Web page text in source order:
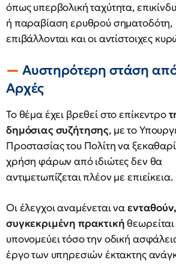
όπως υπερβολική ταχύτητα,
ή παραβίαση ερυθρού σηματοδότη,
επιβάλλονται και οι αντίστοιχες
Αυστηρότερη στάση από
Αρχές
Το θέμα έχει βρεθεί στο επίκεντρο
δημόσιας συζήτησης, με το
Προστασίας του Πολίτη να
χρήση φάρων από ιδιώτες δεν θα
αντιμετωπίζεται πλέον με επιείκεια.
Οι έλεγχοι αναμένεται να
συγκεκριμένη πρακτικήθεωρείται
υπονομεύει τόσο την οδική
έργο των υπηρεσιών έκτακτης